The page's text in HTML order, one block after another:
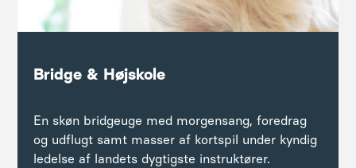
Bridge & Højskole
En skøn bridgeuge med morgensang, foredrag
og udflugt samt masser af kortspil under kyndig
ledelse af landets dygtigste instruktører.